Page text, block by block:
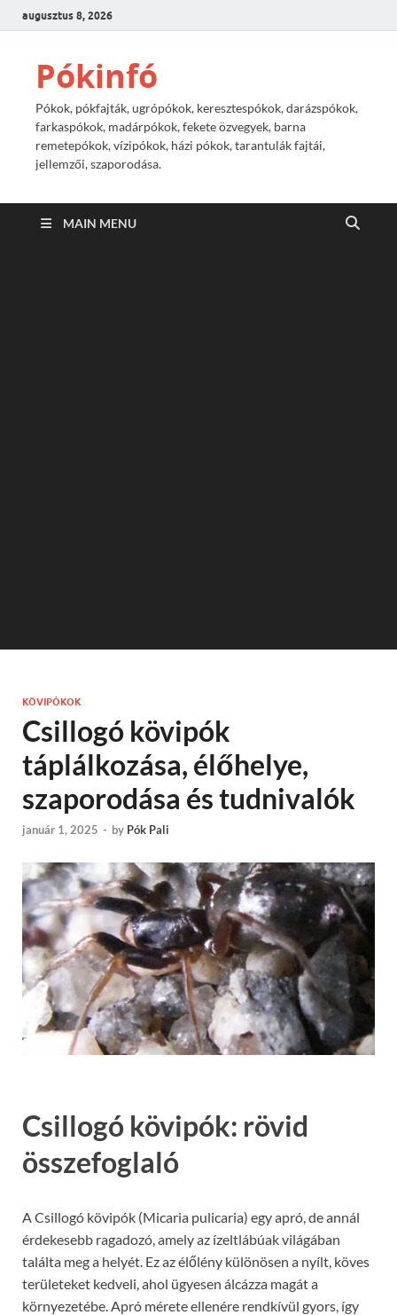
augusztus 8, 2026
Pókinfó
Pókok, pókfajták, ugrópókok, keresztespókok, darázspókok,
farkaspókok, madárpókok, fekete özvegyek, barna
remetepókok, vízipókok, házi pókok, tarantulák fajtái,
jellemzői, szaporodása.
MAIN MENU
KÖVIPÓKOK
Csillogó kövipók
táplálkozása, élőhelye,
szaporodása és tudnivalók
január 1, 2025 - by Pók Pali
Csillogó kövipók: rövid
összefoglaló
A Csillogó kövipók (Micaria pulicaria) egy apró, de annál
érdekesebb ragadozó, amely az ízeltlábúak világában
találta meg a helyét. Ez az élőlény különösen a nyílt, köves
területeket kedveli, ahol ügyesen álcázza magát a
környezetébe. Apró mérete ellenére rendkívül gyors, így